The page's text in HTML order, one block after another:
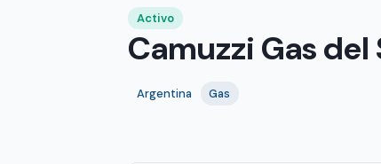
Activo
Camuzzi Gas
Argentina Gas